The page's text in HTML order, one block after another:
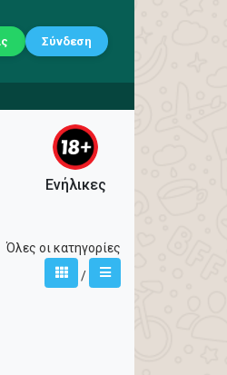
Σύνδεση
Ενήλικες
Όλες οι κατηγορίες
/